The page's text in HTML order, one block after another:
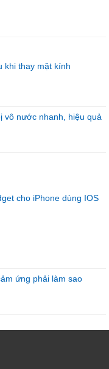
khi thay mặt kính
vô nước nhanh, hiệu quả
cho iPhone dùng IOS
ứng phải làm sao